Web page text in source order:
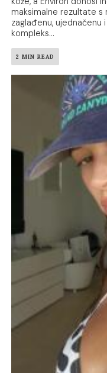
maksimalne rezultate s
zaglađenu,
kompleks...
2 MIN READ